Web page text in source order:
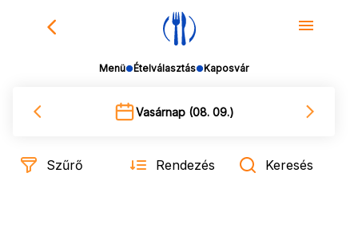
Menü Ételválasztás Kaposvár
Vasárnap (08. 09.)
Szűrő Rendezés Keresés